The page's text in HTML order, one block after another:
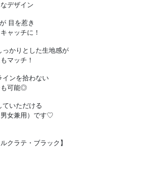
デザイン
目を惹き
ャッチに！
っかりとした生地感が
マッチ！
インを拾わない
も可能◎
ていただける
女兼用）です♡
クラテ・ブラック】